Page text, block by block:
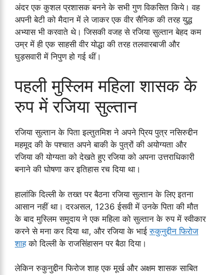
अंदर एक कुशल प्रशासक बनने के सभी गुण विकसित किये। वह
अपनी बेटी को मैदान में ले जाकर एक वीर सैनिक की तरह युद्ध
अभ्यास भी करवाते थे। जिसकी वजह से रजिया सुल्तान बेहद कम
उम्र में ही एक साहसी वीर योद्धा की तरह तलवारबाजी और
घुड़सवारी में निपुण हो गई थीं।
पहली मुस्लिम महिला शासक के
रुप में रजिया सुल्तान
रजिया सुल्तान के पिता इल्तुतमिश ने अपने प्रिय पुत्र नसिरुद्दीन
महमूद की के पश्चात अपने बाकी के पुत्रों की अयोग्यता और
रजिया की योग्यता को देखते हुए रजिया को अपना उत्तराधिकारी
बनाने की घोषणा कर इतिहास रच दिया था।
हालांकि दिल्ली के तख्त पर बैठना रजिया सुल्तान के लिए इतना
आसान नहीं था। दरअसल, 1236 ईसवी में उनके पिता की मौत
के बाद मुस्लिम समुदाय ने एक महिला को सुल्तान के रुप में स्वीकार
करने से मना कर दिया था, और रजिया के भाईरुकुनुद्दीन फिरोज
शाहको दिल्ली के राजसिंहासन पर बैठा दिया।
लेकिन रुकुनुद्दीन फिरोज शाह एक मूर्ख और अक्षम शासक साबित